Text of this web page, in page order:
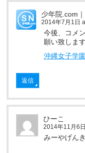
少年院.com
2014年7月1日
今後、コメ
願い致します
沖縄女子学
返信
ひーこ
2014年11月6
みーやげん